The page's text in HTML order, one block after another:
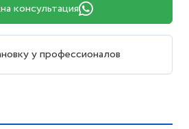
консультация
у профессионалов